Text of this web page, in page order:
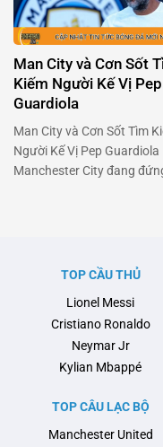
Manchester United. Ông
rằng Garnacho, một viên
sáng giá, đang bị kìm hãm
chính môi trường …
Man City và Cơn Sốt
Kiếm Người Kế Vị Pep
Guardiola
Man City và Cơn Sốt Tìm
Người Kế Vị Pep Guardiola
Manchester City đang
thế lực không thể cản phá
TOP CẦU THỦ
Lionel Messi
Cristiano Ronaldo
Neymar Jr
Kylian Mbappé
TOP CÂU LẠC BỘ
Manchester United